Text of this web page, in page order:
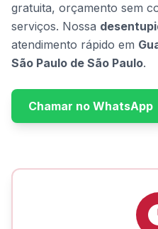
gratuita, orçamento sem
serviços. Nossa
atendimento rápido em
São Paulo de São Paulo.
Chamar no WhatsApp